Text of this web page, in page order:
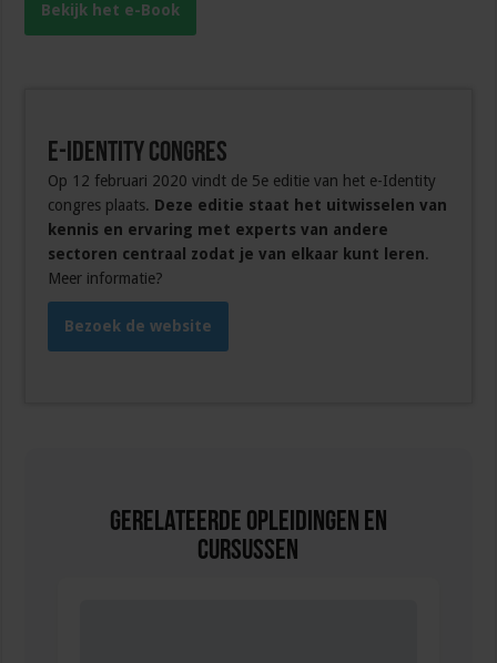
Bekijk het e-Book
e-Identity Congres
Op 12 februari 2020 vindt de 5e editie van het e-Identity
congres plaats. Deze editie staat het uitwisselen van
kennis en ervaring met experts van andere
sectoren centraal zodat je van elkaar kunt leren.
Meer informatie?
Bezoek de website
Gerelateerde Opleidingen en
Cursussen